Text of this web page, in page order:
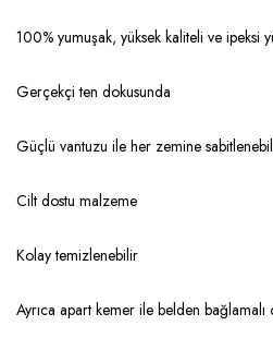
100% yumuşak, yüksek kaliteli ve ipeksi
Gerçekçi ten dokusunda
Güçlü vantuzu ile her zemine
Cilt dostu malzeme
Kolay temizlenebilir
Ayrıca apart kemer ile belden bağlamalı